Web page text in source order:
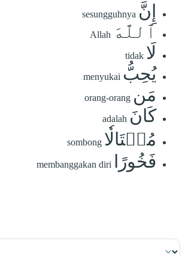
إِنَّ sesungguhnya
ٱللَّهَ Allah
لَا tidak
يُحِبُّ menyukai
مَن orang-orang
كَانَ adalah
مُخۡتَالٗا sombong
فَخُورًا membanggakan diri